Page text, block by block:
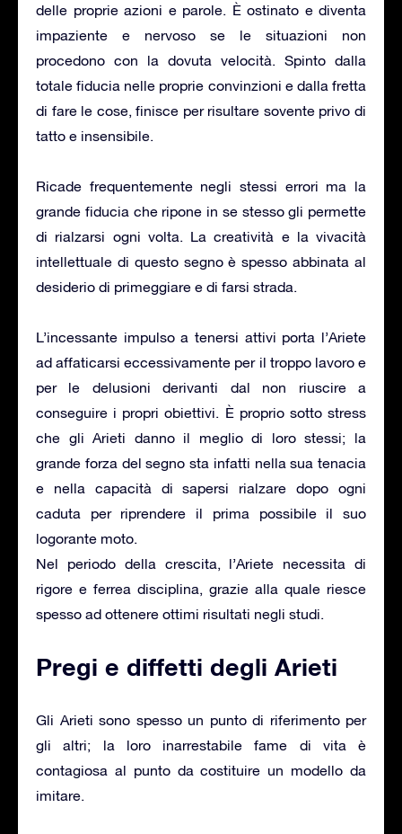
delle proprie azioni e parole. È ostinato e diventa
impaziente e nervoso se le situazioni non
procedono con la dovuta velocità. Spinto dalla
totale fiducia nelle proprie convinzioni e dalla fretta
di fare le cose, finisce per risultare sovente privo di
tatto e insensibile.
Ricade frequentemente negli stessi errori ma la
grande fiducia che ripone in se stesso gli permette
di rialzarsi ogni volta. La creatività e la vivacità
intellettuale di questo segno è spesso abbinata al
desiderio di primeggiare e di farsi strada.
L’incessante impulso a tenersi attivi porta l’Ariete
ad affaticarsi eccessivamente per il troppo lavoro e
per le delusioni derivanti dal non riuscire a
conseguire i propri obiettivi. È proprio sotto stress
che gli Arieti danno il meglio di loro stessi; la
grande forza del segno sta infatti nella sua tenacia
e nella capacità di sapersi rialzare dopo ogni
caduta per riprendere il prima possibile il suo
logorante moto.
Nel periodo della crescita, l’Ariete necessita di
rigore e ferrea disciplina, grazie alla quale riesce
spesso ad ottenere ottimi risultati negli studi.
Pregi e diffetti degli Arieti
Gli Arieti sono spesso un punto di riferimento per
gli altri; la loro inarrestabile fame di vita è
contagiosa al punto da costituire un modello da
imitare.